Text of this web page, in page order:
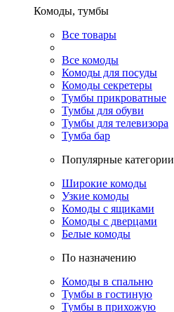
Комоды, тумбы
Все товары
Все комоды
Комоды для посуды
Комоды секретеры
Тумбы прикроватные
Тумбы для обуви
Тумбы для телевизора
Тумба бар
Популярные категории
Широкие комоды
Узкие комоды
Комоды с ящиками
Комоды с дверцами
Белые комоды
По назначению
Комоды в спальню
Тумбы в гостиную
Тумбы в прихожую